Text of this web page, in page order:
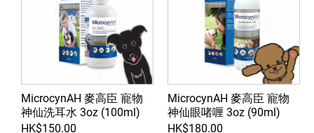
MicrocynAH 麥高臣 寵物
神仙洗耳水 3oz (100ml)
HK$150.00
MicrocynAH 麥高臣 寵物
神仙眼啫喱 3oz (90ml)
HK$180.00